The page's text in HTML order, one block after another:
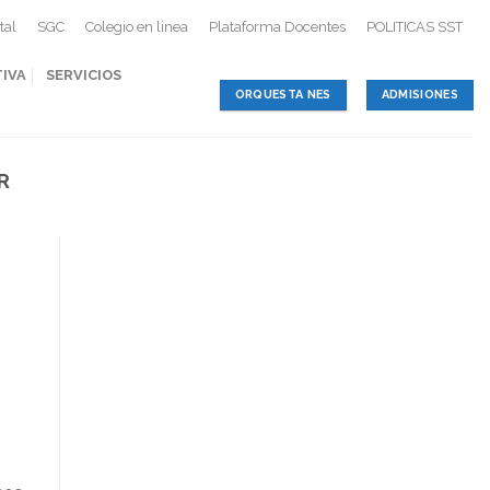
SGC Colegio en linea Plataforma Docentes POLITICAS SST
SERVICIOS
ORQUESTA NES ADMISIONES